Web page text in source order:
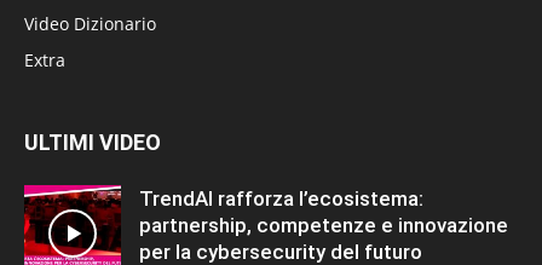
Video Dizionario
Extra
ULTIMI VIDEO
TrendAI rafforza l’ecosistema:
partnership, competenze e innovazione
per la cybersecurity del futuro